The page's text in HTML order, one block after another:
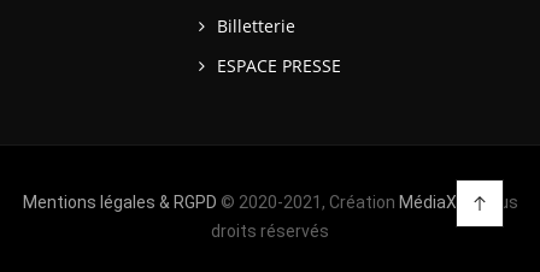
Billetterie
ESPACE PRESSE
Mentions légales & RGPD © 2020-2021, Création MédiaXV
| Tous
droits réservés